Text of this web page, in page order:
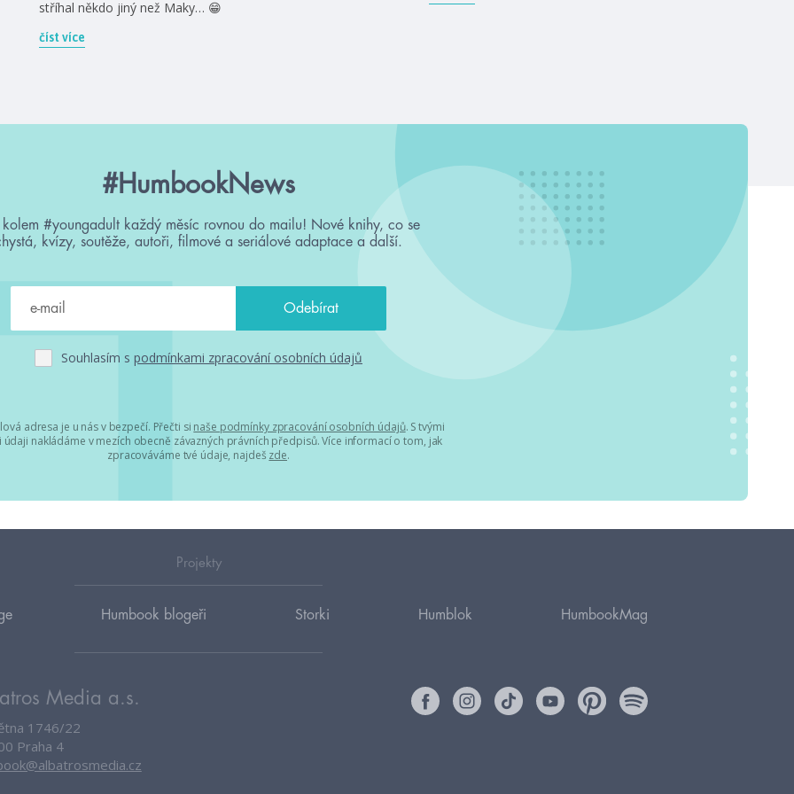
stříhal někdo jiný než Maky… 😁
číst více
#HumbookNews
kolem #youngadult každý měsíc rovnou do mailu! Nové knihy, co se
kvízy, soutěže, autoři, filmové a seriálové adaptace a další.
Souhlasím s podmínkami zpracování osobních údajů
adresa je u nás v bezpečí. Přečti si naše podmínky zpracování osobních údajů. S tvými
nakládáme v mezích obecně závazných právních předpisů. Více informací o tom, jak
zpracováváme tvé údaje, najdeš zde.
Projekty
Humbook blogeři Storki Humblok HumbookMag
Media a.s.
1746/22
Praha 4